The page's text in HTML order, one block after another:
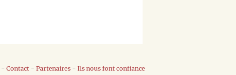
- Contact - Partenaires - Ils nous font confiance